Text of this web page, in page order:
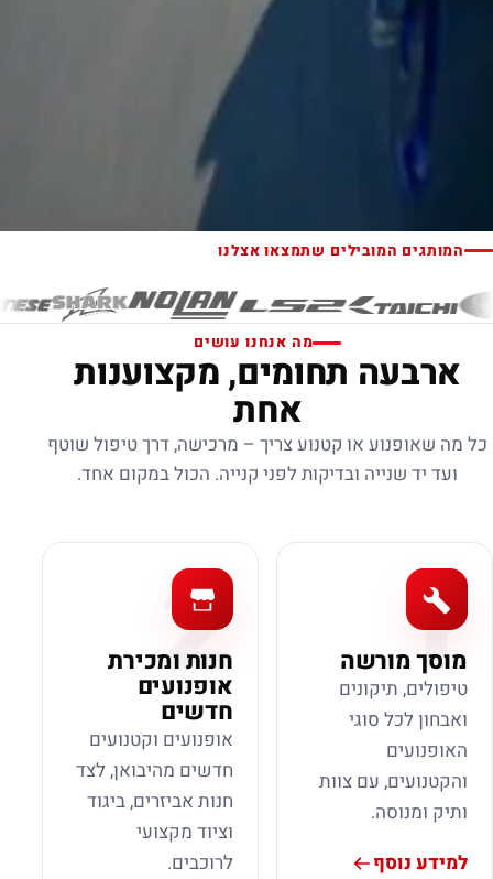
המותגים המובילים שתמצאו אצלנו
מה אנחנו עושים
ארבעה תחומים, מקצוענות
אחת
כל מה שאופנוע או קטנוע צריך – מרכישה, דרך טיפול שוטף
ועד יד שנייה ובדיקות לפני קנייה. הכול במקום אחד.
1
מוסך מורשה
טיפולים, תיקונים
ואבחון לכל סוגי
האופנועים
והקטנועים, עם צוות
ותיק ומנוסה.
למידע נוסף
2
חנות ומכירת
אופנועים
חדשים
אופנועים וקטנועים
חדשים מהיבואן, לצד
חנות אביזרים, ביגוד
וציוד מקצועי
לרוכבים.